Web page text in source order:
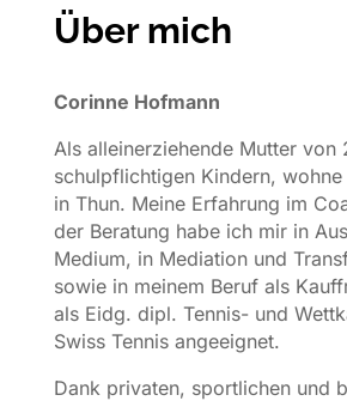
Über mich
Corinne Hofmann
Als alleinerziehende Mutter von
schulpflichtigen Kindern,
in Thun. Meine Erfahrung im
der Beratung habe ich mir in
Medium, in Mediation und
sowie in meinem Beruf als
als Eidg. dipl. Tennis- und
Swiss Tennis angeeignet.
Dank privaten, sportlichen und